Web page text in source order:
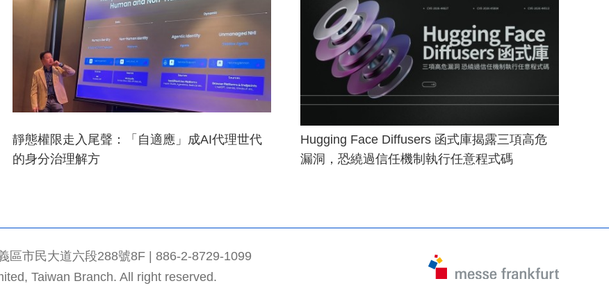
靜態權限走入尾聲：「自適應」成AI代理世代
的身分治理解方
Hugging Face Diffusers 函式庫揭露三項高危
漏洞，恐繞過信任機制執行任意程式碼
區市民大道六段288號8F | 886-2-8729-1099
Taiwan Branch. All right reserved.